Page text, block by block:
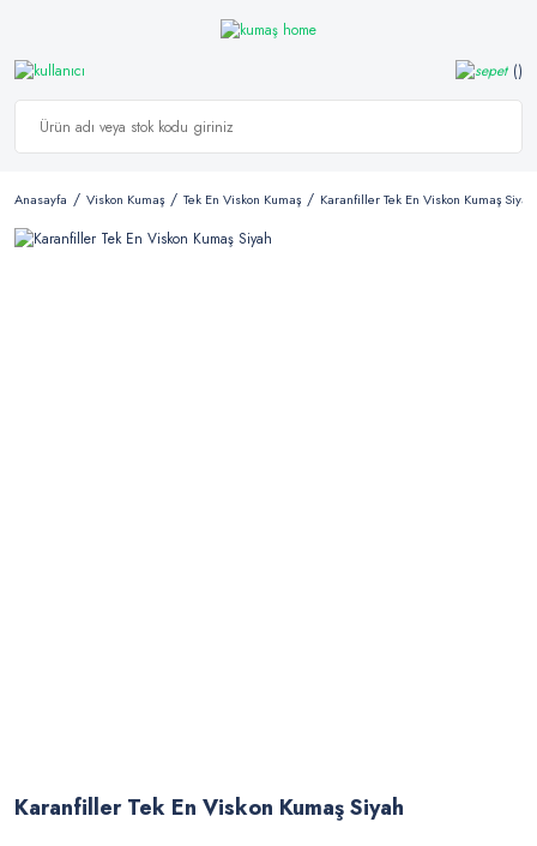
Anasayfa Viskon Kumaş Tek En Viskon Kumaş Karanfiller Tek En Viskon Kumaş Siyah
Karanfiller Tek En Viskon Kumaş Siyah